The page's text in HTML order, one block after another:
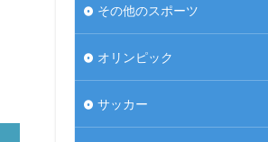
その他のスポーツ
オリンピック
サッカー